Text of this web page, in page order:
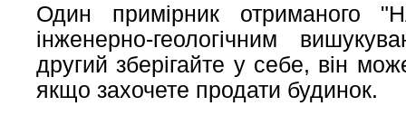
Один примірник отриманого
інженерно-геологічним
другий зберігайте у себе, він
якщо захочете продати будинок.